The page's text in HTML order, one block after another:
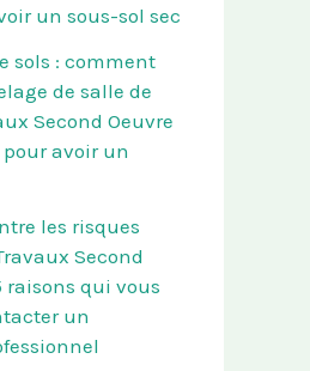
un sous-sol sec
sols : comment
de salle de
Second Oeuvre
pour avoir un
les risques
Second
raisons qui vous
un